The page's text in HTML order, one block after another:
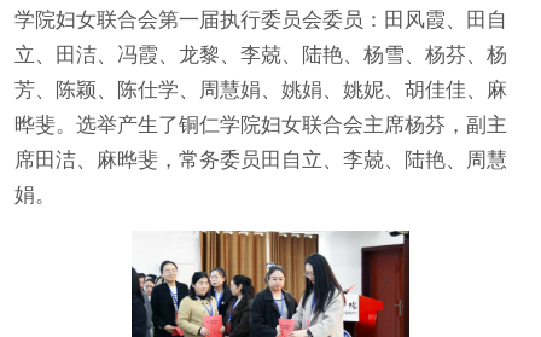
学院妇女联合会第一届执行委员会委员：田风霞、田自
立、田洁、冯霞、龙黎、李兢、陆艳、杨雪、杨芬、杨
芳、陈颖、陈仕学、周慧娟、姚娟、姚妮、胡佳佳、麻
晔斐。选举产生了铜仁学院妇女联合会主席杨芬，副主
席田洁、麻晔斐，常务委员田自立、李兢、陆艳、周慧
娟。